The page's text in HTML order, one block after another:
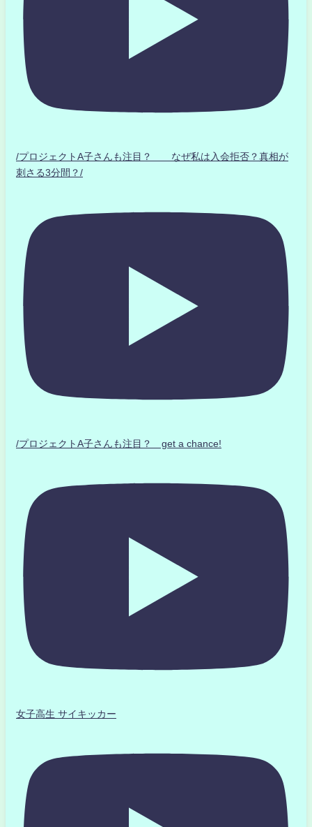
/プロジェクトA子さんも注目？ なぜ私は入会拒否？真相が
刺さる3分間？/
/プロジェクトA子さんも注目？ get a chance!
女子高生 サイキッカー